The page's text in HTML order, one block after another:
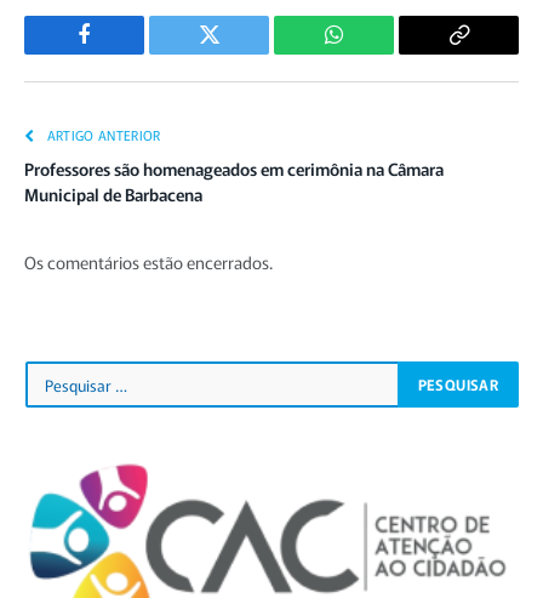
Facebook Twitter WhatsApp
Copiar
ARTIGO ANTERIOR
Professores são homenageados em cerimônia na Câmara
Municipal de Barbacena
Os comentários estão encerrados.